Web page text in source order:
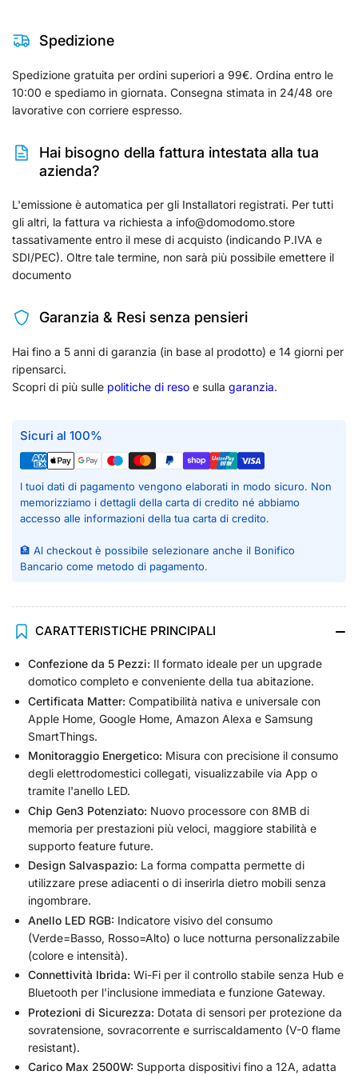
Spedizione
Spedizione gratuita per ordini superiori a 99€. Ordina entro le
10:00 e spediamo in giornata. Consegna stimata in 24/48 ore
lavorative con corriere espresso.
Hai bisogno della fattura intestata alla tua
azienda?
L'emissione è automatica per gli Installatori registrati. Per tutti
gli altri, la fattura va richiesta a info@domodomo.store
tassativamente entro il mese di acquisto (indicando P.IVA e
SDI/PEC). Oltre tale termine, non sarà più possibile emettere il
documento
Garanzia & Resi senza pensieri
Hai fino a 5 anni di garanzia (in base al prodotto) e 14 giorni per
ripensarci.
Scopri di più sulle politiche di reso e sulla garanzia.
Sicuri al 100%
I tuoi dati di pagamento vengono elaborati in modo sicuro. Non
memorizziamo i dettagli della carta di credito né abbiamo
accesso alle informazioni della tua carta di credito.
🏦 Al checkout è possibile selezionare anche il Bonifico
Bancario come metodo di pagamento.
CARATTERISTICHE PRINCIPALI
Confezione da 5 Pezzi: Il formato ideale per un upgrade
domotico completo e conveniente della tua abitazione.
Certificata Matter: Compatibilità nativa e universale con
Apple Home, Google Home, Amazon Alexa e Samsung
SmartThings.
Monitoraggio Energetico: Misura con precisione il consumo
degli elettrodomestici collegati, visualizzabile via App o
tramite l'anello LED.
Chip Gen3 Potenziato: Nuovo processore con 8MB di
memoria per prestazioni più veloci, maggiore stabilità e
supporto feature future.
Design Salvaspazio: La forma compatta permette di
utilizzare prese adiacenti o di inserirla dietro mobili senza
ingombrare.
Anello LED RGB: Indicatore visivo del consumo
(Verde=Basso, Rosso=Alto) o luce notturna personalizzabile
(colore e intensità).
Connettività Ibrida: Wi-Fi per il controllo stabile senza Hub e
Bluetooth per l'inclusione immediata e funzione Gateway.
Protezioni di Sicurezza: Dotata di sensori per protezione da
sovratensione, sovracorrente e surriscaldamento (V-0 flame
resistant).
Carico Max 2500W: Supporta dispositivi fino a 12A, adatta